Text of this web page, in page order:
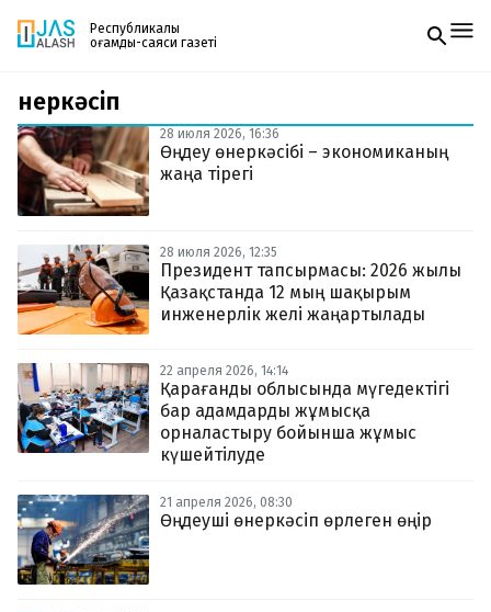
Республикалық
қоғамдық-саяси газеті
Жаңалықтар
Спорт
Live
Руханият
Аймақ
Архив
Заң және тәртіп
Редакциямен байланыс
+7 708 604 51 06
Жарнама бөлімі
Пошта
zhasalash100@gmail.com
Газетке жазылу
PDF форматтағы газетті ай сайын электронды
поштаңызға алып отырыңыз. Жаңа нөмір
шыққан сәтте сізге бірден жіберіледі. Тек email
өнеркәсіп
28 июля 2026, 16:36
Өңдеу өнеркәсібі – экономиканың
жаңа тірегі
28 июля 2026, 12:35
Президент тапсырмасы: 2026 жылы
Қазақстанда 12 мың шақырым
инженерлік желі жаңартылады
22 апреля 2026, 14:14
Қарағанды облысында мүгедектігі
бар адамдарды жұмысқа
орналастыру бойынша жұмыс
күшейтілуде
21 апреля 2026, 08:30
Өңдеуші өнеркәсіп өрлеген өңір